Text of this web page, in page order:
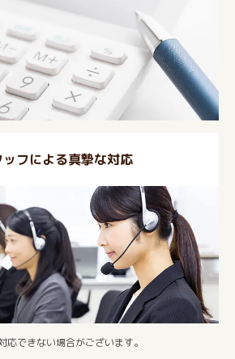
フによる真摯な対応
できない場合がございます。